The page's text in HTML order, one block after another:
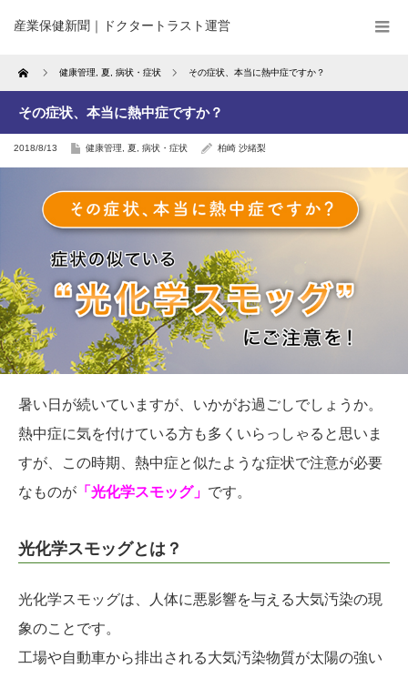
産業保健新聞｜ドクタートラスト運営
Home 健康管理 夏 病状・症状 その症状、本当に熱中症ですか？
その症状、本当に熱中症ですか？
2018/8/13 健康管理 夏 病状・症状 柏崎 沙緒梨
暑い日が続いていますが、いかがお過ごしでしょうか。
熱中症に気を付けている方も多くいらっしゃると思いま
すが、この時期、熱中症と似たような症状で注意が必要
なものが 「光化学スモッグ」 です。
光化学スモッグとは？
光化学スモッグは、人体に悪影響を与える大気汚染の現
象のことです。
工場や自動車から排出される大気汚染物質が太陽の強い